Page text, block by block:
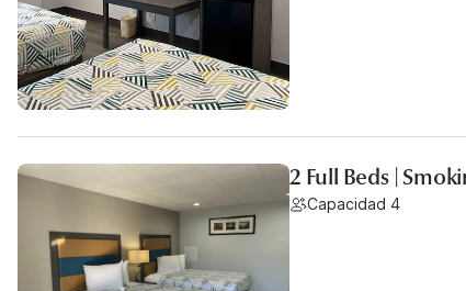
2 Full Beds |
Capacidad 4